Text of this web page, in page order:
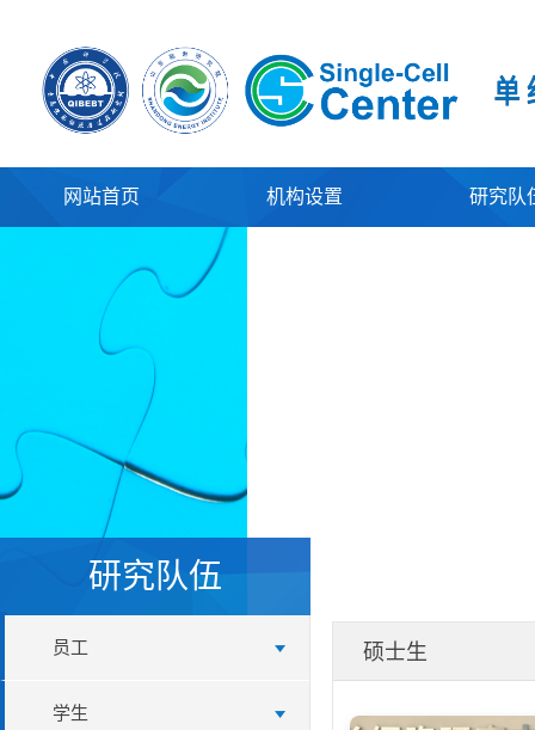
网站首页 机构设置 研究队
研究队伍
员工
学生
硕士生